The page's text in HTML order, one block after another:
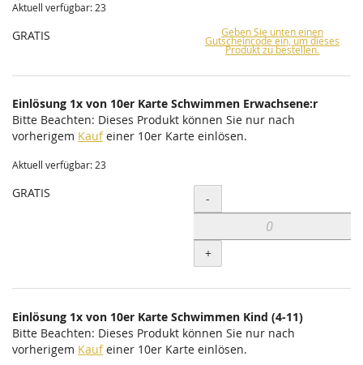
Aktuell verfügbar: 23
GRATIS Geben Sie unten einen
Gutscheincode ein, um dieses
Produkt zu bestellen.
Einlösung 1x von 10er Karte Schwimmen Erwachsene:r
Bitte Beachten: Dieses Produkt können Sie nur nach
vorherigem Kaufeiner 10er Karte einlösen.
Aktuell verfügbar: 23
GRATIS Menge
-
+
Einlösung 1x von 10er Karte Schwimmen Kind (4-11)
Bitte Beachten: Dieses Produkt können Sie nur nach
vorherigem Kaufeiner 10er Karte einlösen.